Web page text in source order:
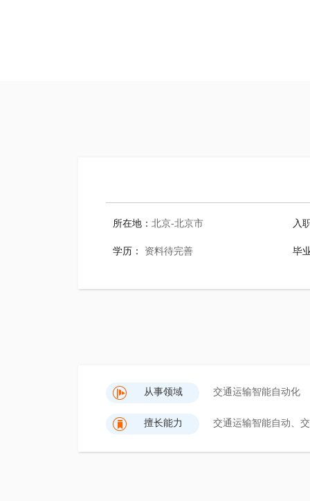
所在地： 北京-北京市 入
学历： 资料待完善 毕
从事领域 交通运输智能自动化
擅长能力 交通运输智能自动、